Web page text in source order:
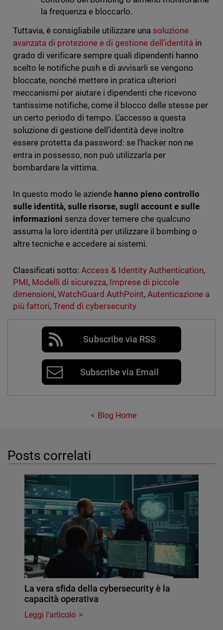
la frequenza e bloccarlo.
Tuttavia, è consigliabile utilizzare una soluzione
avanzata di protezione e di gestione dell’identità in
grado di verificare sempre quali dipendenti hanno
scelto le notifiche push e di avvisarli se vengono
bloccate, nonché mettere in pratica ulteriori
meccanismi per aiutare i dipendenti che ricevono
tantissime notifiche, come il blocco delle stesse per
un certo periodo di tempo. L’accesso a questa
soluzione di gestione dell’identità deve inoltre
essere protetta da password: se l’hacker non ne
entra in possesso, non può utilizzarla per
bombardare la vittima.
In questo modo le aziende hanno pieno controllo
sulle identità, sulle risorse, sugli account e sulle
informazioni senza dover temere che qualcuno
assuma la loro identità per utilizzare il bombing o
altre tecniche e accedere ai sistemi.
Classificati sotto: Access & Identity Authentication,
PMI, Modelli di sicurezza, Imprese di piccole
dimensioni, WatchGuard AuthPoint,Autenticazione a
più fattori, Trend di cybersecurity
Subscribe via RSS
Subscribe via Email
Blog Home
Posts correlati
La vera sfida della cybersecurity è la
capacità operativa
Leggi l'articolo